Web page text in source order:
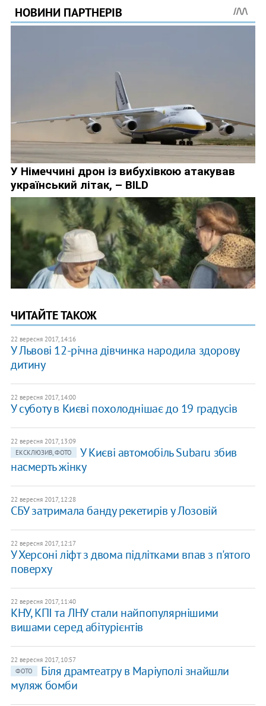
ЧИТАЙТЕ ТАКОЖ
22 вересня 2017, 14:16
У Львові 12-річна дівчинка народила здорову
дитину
22 вересня 2017, 14:00
У суботу в Києві похолоднішає до 19 градусів
22 вересня 2017, 13:09
ЕКСКЛЮЗИВ, ФОТО
У Києві автомобіль Subaru збив
насмерть жінку
22 вересня 2017, 12:28
СБУ затримала банду рекетирів у Лозовій
22 вересня 2017, 12:17
У Херсоні ліфт з двома підлітками впав з п'ятого
поверху
22 вересня 2017, 11:40
КНУ, КПІ та ЛНУ стали найпопулярнішими
вишами серед абітурієнтів
22 вересня 2017, 10:57
ФОТО
Біля драмтеатру в Маріуполі знайшли
муляж бомби